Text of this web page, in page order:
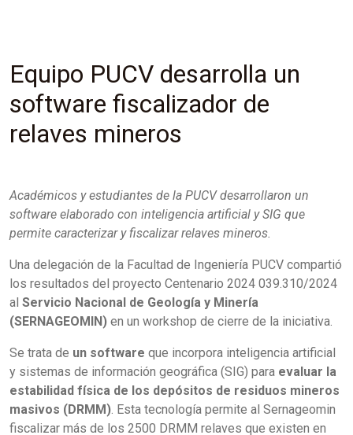
Equipo PUCV desarrolla un
software fiscalizador de
relaves mineros
Académicos y estudiantes de la PUCV desarrollaron un
software elaborado con inteligencia artificial y SIG que
permite caracterizar y fiscalizar relaves mineros.
Una delegación de la Facultad de Ingeniería PUCV compartió
los resultados del proyecto Centenario 2024 039.310/2024
al Servicio Nacional de Geología y Minería
(SERNAGEOMIN) en un workshop de cierre de la iniciativa.
Se trata de un software que incorpora inteligencia artificial
y sistemas de información geográfica (SIG) para evaluar la
estabilidad física de los depósitos de residuos mineros
masivos (DRMM). Esta tecnología permite al Sernageomin
fiscalizar más de los 2500 DRMM relaves que existen en